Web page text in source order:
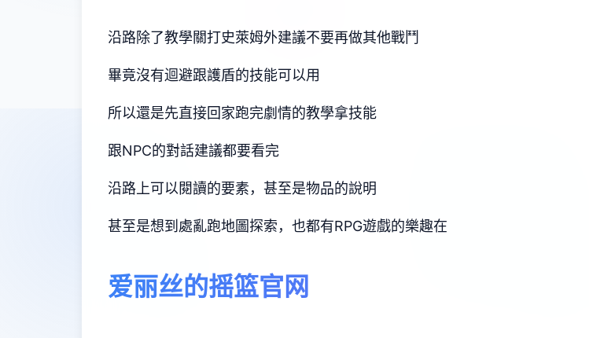
沿路除了教學關打史萊姆外建議不要再做其他戰鬥
畢竟沒有迴避跟護盾的技能可以用
所以還是先直接回家跑完劇情的教學拿技能
跟NPC的對話建議都要看完
沿路上可以閱讀的要素，甚至是物品的說明
甚至是想到處亂跑地圖探索，也都有RPG遊戲的樂趣在
爱丽丝的摇篮官网